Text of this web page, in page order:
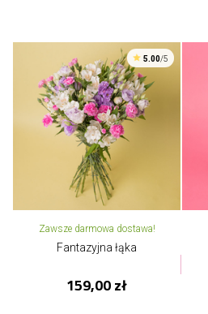
5.00/5
Zawsze darmowa dostawa!
Fantazyjna łąka
159,00 zł